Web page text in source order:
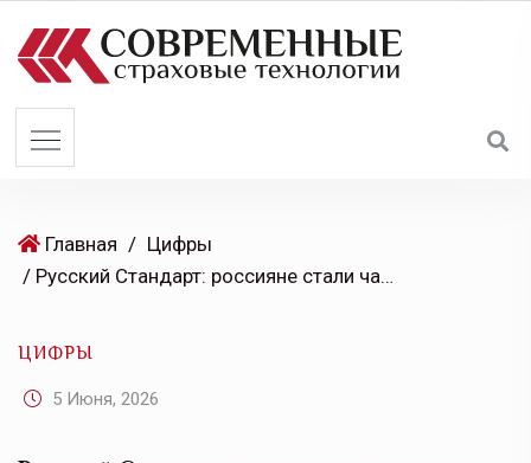
Главная / Цифры
/ Русский Стандарт: россияне стали чаще страховаться в путешествиях
ЦИФРЫ
5 Июня, 2026